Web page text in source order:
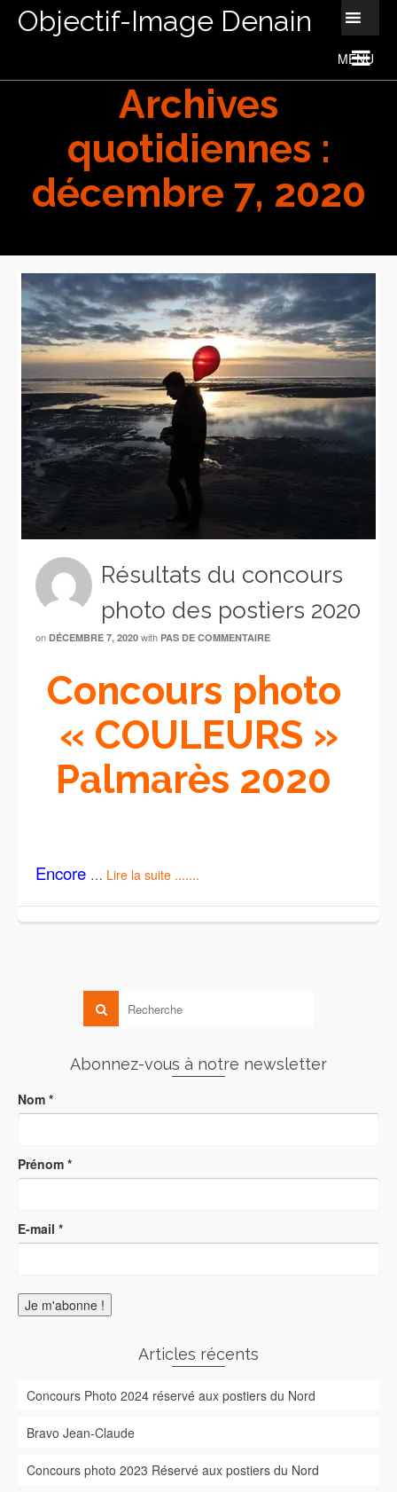
Objectif-Image Denain
Archives
quotidiennes :
décembre 7, 2020
Résultats du concours
photo des postiers 2020
on DÉCEMBRE 7, 2020 with PAS DE COMMENTAIRE
Concours photo
« COULEURS »
Palmarès 2020
Encore … Lire la suite .......
Abonnez-vous à notre newsletter
Nom *
Prénom *
E-mail *
Articles récents
Concours Photo 2024 réservé aux postiers du Nord
Bravo Jean-Claude
Concours photo 2023 Réservé aux postiers du Nord